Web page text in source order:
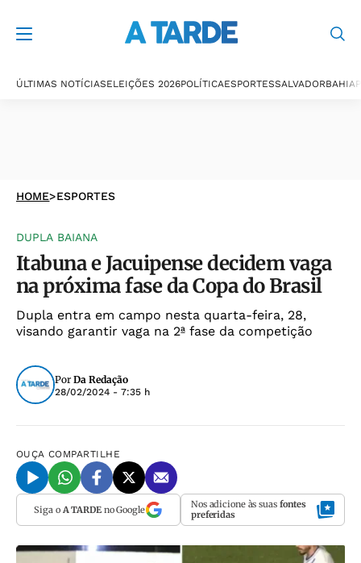
ÚLTIMAS NOTÍCIASELEIÇÕES 2026POLÍTICAESPORTESSALVADORBAHIA
HOME>ESPORTES
DUPLA BAIANA
Itabuna e Jacuipense decidem vaga
na próxima fase da Copa do Brasil
Dupla entra em campo nesta quarta-feira, 28,
visando garantir vaga na 2ª fase da competição
Por Da Redação
28/02/2024 - 7:35 h
OUÇA COMPARTILHE
Siga o A TARDEno Google Nos adicione às suas fontes
preferidas